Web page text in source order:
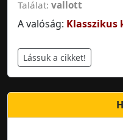
Találat: vallott
A valóság: Klasszikus
Lássuk a cikket!